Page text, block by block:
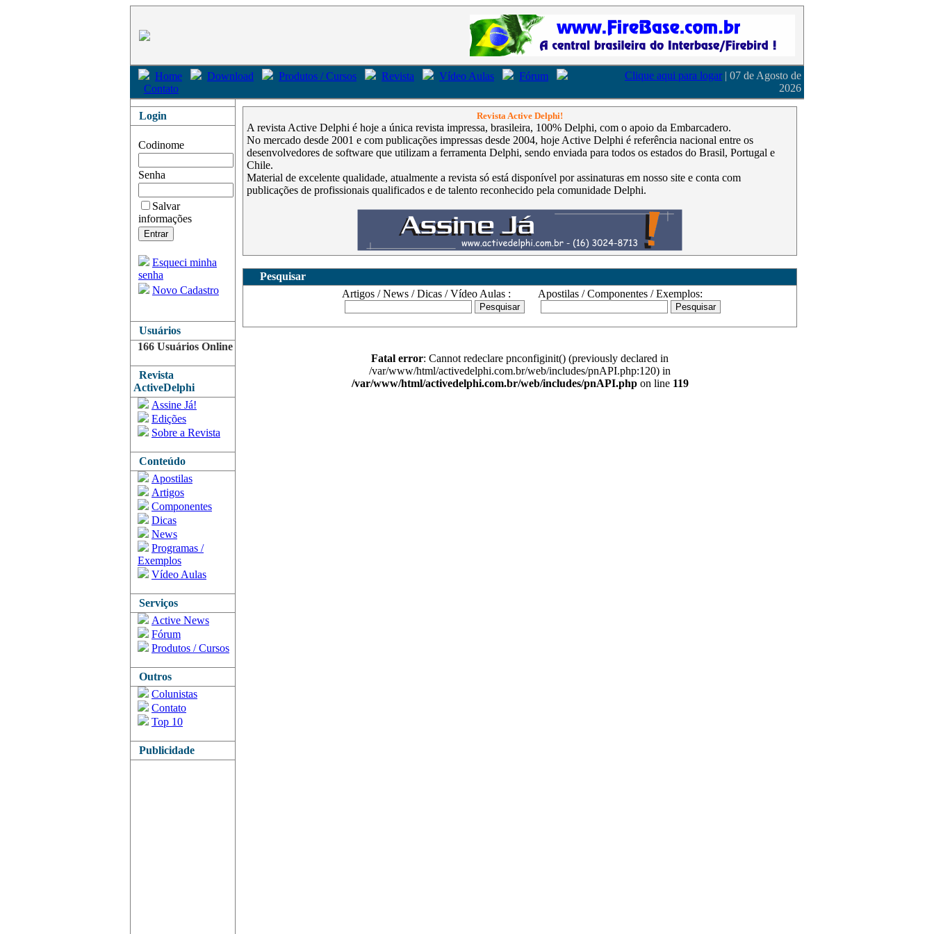
Home Download Produtos / Cursos Revista Vídeo Aulas
Fórum
Contato
Clique aqui para logar | 07 de Agosto de
2026
Login
Codinome
Senha
Salvar
informações
Esqueci minha
senha
Novo Cadastro
Usuários
166 Usuários Online
Revista
ActiveDelphi
Assine Já!
Edições
Sobre a Revista
Conteúdo
Apostilas
Artigos
Componentes
Dicas
News
Programas /
Exemplos
Vídeo Aulas
Serviços
Active News
Fórum
Produtos / Cursos
Outros
Colunistas
Contato
Top 10
Publicidade
Revista Active Delphi!
A revista Active Delphi é hoje a única revista impressa, brasileira, 100% Delphi, com o apoio da Embarcadero.
No mercado desde 2001 e com publicações impressas desde 2004, hoje Active Delphi é referência nacional entre os
desenvolvedores de software que utilizam a ferramenta Delphi, sendo enviada para todos os estados do Brasil, Portugal e
Chile.
Material de excelente qualidade, atualmente a revista só está disponível por assinaturas em nosso site e conta com
publicações de profissionais qualificados e de talento reconhecido pela comunidade Delphi.
Pesquisar
Artigos / News / Dicas / Vídeo Aulas :
Apostilas / Componentes / Exemplos:
Fatal error: Cannot redeclare pnconfiginit() (previously declared in
/var/www/html/activedelphi.com.br/web/includes/pnAPI.php:120) in
/var/www/html/activedelphi.com.br/web/includes/pnAPI.phpon line 119